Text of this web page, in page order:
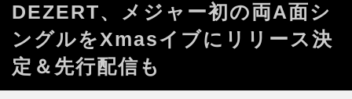
DEZERT、メジャー初の両A面シ
ングルをXmasイブにリリース決
定＆先行配信も